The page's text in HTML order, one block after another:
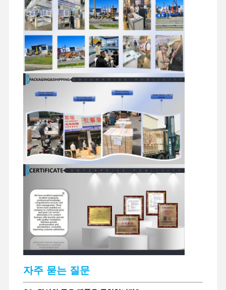
다른 엔진 부품
전자 제어 시스템
엔진 전기 부품
엔진 연료 시스템
굴삭기 유압 부품
굴착기 예비 부품
자주 묻는 질문